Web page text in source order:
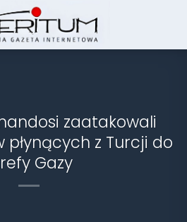
zaatakowali
płynących z Turcji do
Gazy